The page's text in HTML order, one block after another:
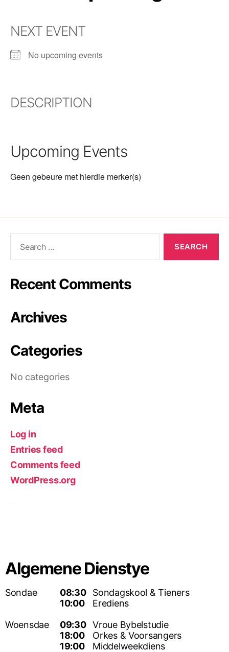
NEXT EVENT
No upcoming events
DESCRIPTION
Upcoming Events
Geen gebeure met hierdie merker(s)
Recent Comments
Archives
Categories
No categories
Meta
Log in
Entries feed
Comments feed
WordPress.org
Algemene Dienstye
Sondae
Woensdae
08:30
10:00
09:30
18:00
19:00
Sondagskool & Tieners
Erediens
Vroue Bybelstudie
Orkes & Voorsangers
Middelweekdiens